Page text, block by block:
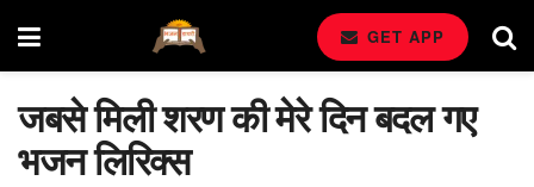
GET APP
जबसे मिली शरण की मेरे दिन बदल गए
भजन लिरिक्स